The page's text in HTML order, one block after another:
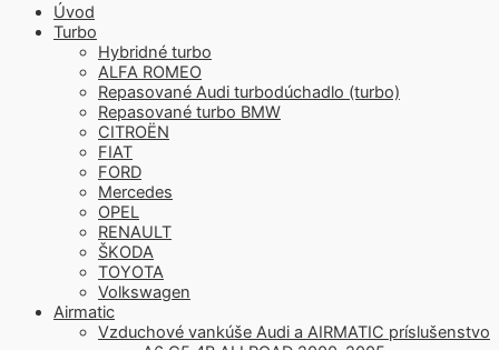
Úvod
Turbo
Hybridné turbo
ALFA ROMEO
Repasované Audi turbodúchadlo (turbo)
Repasované turbo BMW
CITROËN
FIAT
FORD
Mercedes
OPEL
RENAULT
ŠKODA
TOYOTA
Volkswagen
Airmatic
Vzduchové vankúše Audi a AIRMATIC príslušenstvo